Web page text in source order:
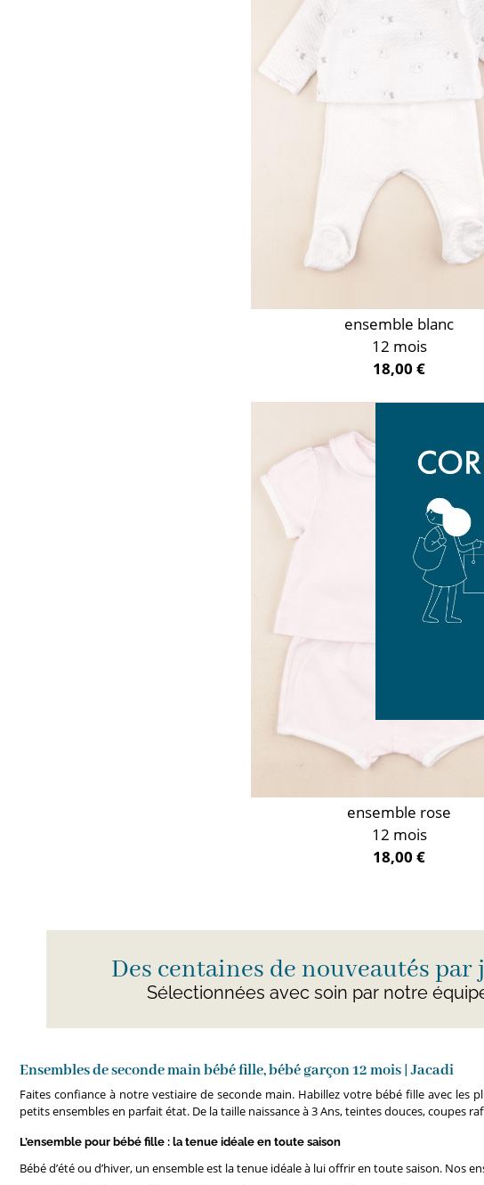
ensemble blanc
12 mois
18,00 €
ensemble rose
12 mois
18,00 €
Des centaines de nouveautés par
Sélectionnées avec soin par notre
Ensembles de seconde main bébé fille, bébé garçon 12 mois | Jacadi
Faites confiance à notre vestiaire de seconde main. Habillez votre bébé fille avec les
petits ensembles en parfait état. De la taille naissance à 3 Ans, teintes douces, coupes
L’ensemble pour bébé fille : la tenue idéale en toute saison
Bébé d’été ou d’hiver, un ensemble est la tenue idéale à lui offrir en toute saison.